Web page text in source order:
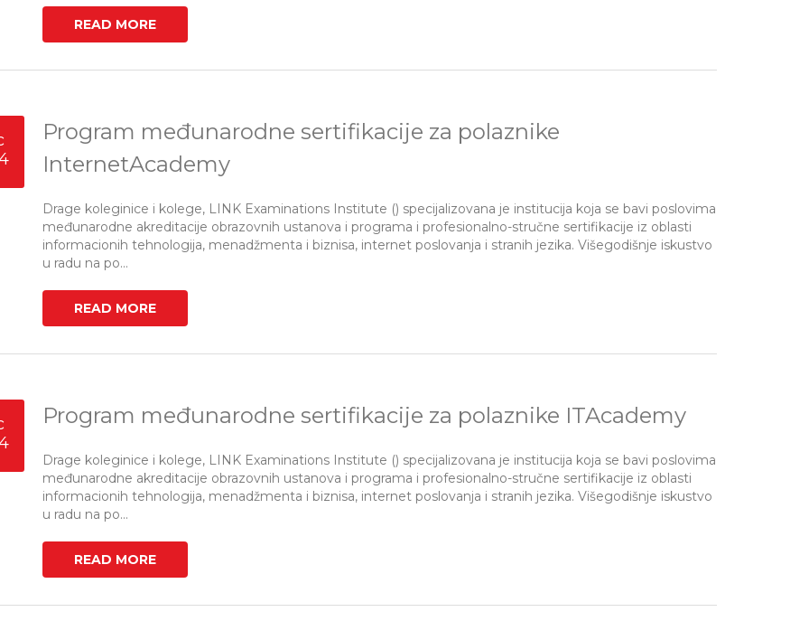
READ MORE
Program međunarodne sertifikacije za polaznike
InternetAcademy
Drage koleginice i kolege, LINK Examinations Institute () specijalizovana je institucija koja se bavi poslovima
međunarodne akreditacije obrazovnih ustanova i programa i profesionalno-stručne sertifikacije iz oblasti
informacionih tehnologija, menadžmenta i biznisa, internet poslovanja i stranih jezika. Višegodišnje iskustvo
u radu na po...
READ MORE
Program međunarodne sertifikacije za polaznike ITAcademy
Drage koleginice i kolege, LINK Examinations Institute () specijalizovana je institucija koja se bavi poslovima
međunarodne akreditacije obrazovnih ustanova i programa i profesionalno-stručne sertifikacije iz oblasti
informacionih tehnologija, menadžmenta i biznisa, internet poslovanja i stranih jezika. Višegodišnje iskustvo
u radu na po...
READ MORE